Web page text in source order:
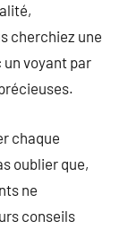
cherchiez une
un voyant par
chaque
oublier que,
ne
conseils